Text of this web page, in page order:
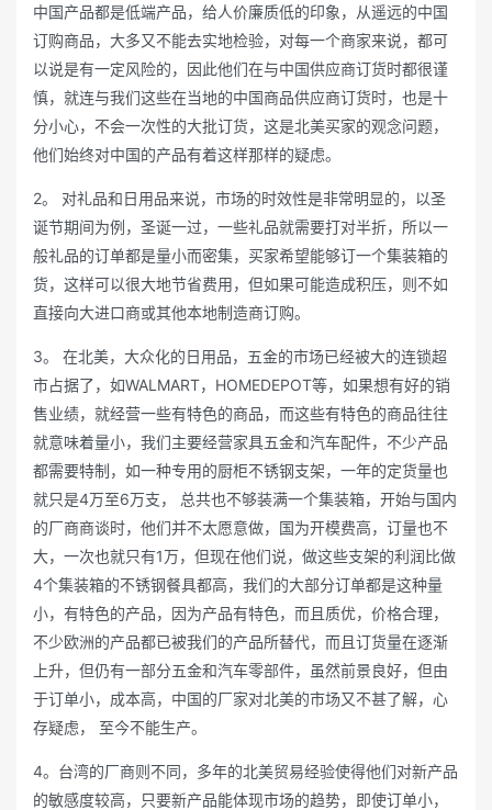
中国产品都是低端产品，给人价廉质低的印象，从遥远的中国
订购商品，大多又不能去实地检验，对每一个商家来说，都可
以说是有一定风险的，因此他们在与中国供应商订货时都很谨
慎，就连与我们这些在当地的中国商品供应商订货时，也是十
分小心，不会一次性的大批订货，这是北美买家的观念问题，
他们始终对中国的产品有着这样那样的疑虑。
2。 对礼品和日用品来说，市场的时效性是非常明显的，以圣
诞节期间为例，圣诞一过，一些礼品就需要打对半折，所以一
般礼品的订单都是量小而密集，买家希望能够订一个集装箱的
货，这样可以很大地节省费用，但如果可能造成积压，则不如
直接向大进口商或其他本地制造商订购。
3。 在北美，大众化的日用品，五金的市场已经被大的连锁超
市占据了，如WALMART，HOMEDEPOT等，如果想有好的销
售业绩，就经营一些有特色的商品，而这些有特色的商品往往
就意味着量小，我们主要经营家具五金和汽车配件，不少产品
都需要特制，如一种专用的厨柜不锈钢支架，一年的定货量也
就只是4万至6万支， 总共也不够装满一个集装箱，开始与国内
的厂商商谈时，他们并不太愿意做，国为开模费高，订量也不
大，一次也就只有1万，但现在他们说，做这些支架的利润比做
4个集装箱的不锈钢餐具都高，我们的大部分订单都是这种量
小，有特色的产品，因为产品有特色，而且质优，价格合理，
不少欧洲的产品都已被我们的产品所替代，而且订货量在逐渐
上升，但仍有一部分五金和汽车零部件，虽然前景良好，但由
于订单小，成本高，中国的厂家对北美的市场又不甚了解，心
存疑虑， 至今不能生产。
4。台湾的厂商则不同，多年的北美贸易经验使得他们对新产品
的敏感度较高，只要新产品能体现市场的趋势，即使订单小，